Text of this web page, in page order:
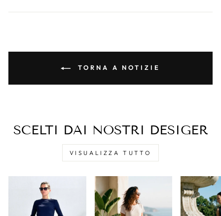
TORNA A NOTIZIE
SCELTI DAI NOSTRI DESIGER
VISUALIZZA TUTTO